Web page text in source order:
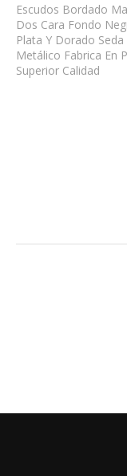
Escudos Bordado
Dos Cara Fondo
Plata Y Dorado Seda
Metálico Fabrica En
Superior Calidad